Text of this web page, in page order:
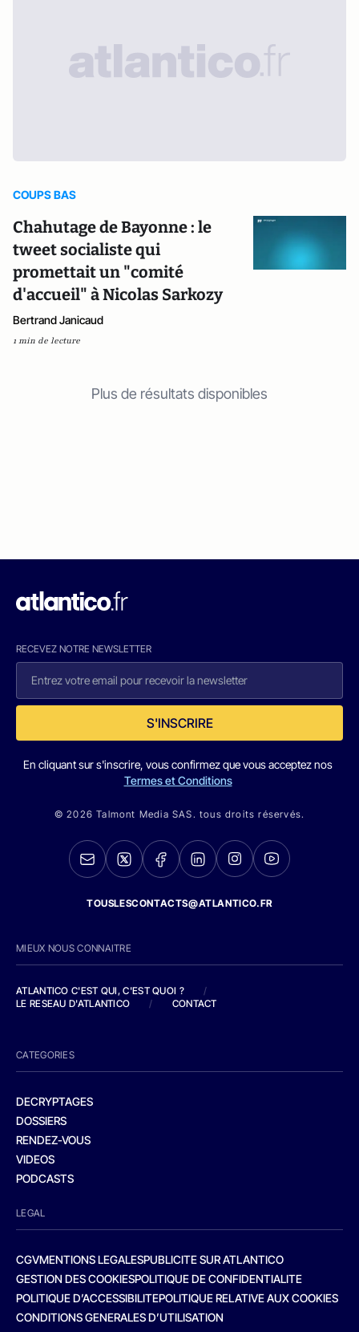
COUPS BAS
Chahutage de Bayonne : le
tweet socialiste qui
promettait un "comité
d'accueil" à Nicolas Sarkozy
Bertrand Janicaud
1 min de lecture
Plus de résultats disponibles
RECEVEZ NOTRE NEWSLETTER
S'INSCRIRE
En cliquant sur s'inscrire, vous confirmez que vous acceptez nos
Termes et Conditions
© 2026 Talmont Media SAS. tous droits réservés.
TOUSLESCONTACTS@ATLANTICO.FR
MIEUX NOUS CONNAITRE
ATLANTICO C'EST QUI, C'EST QUOI ?
/
LE RESEAU D'ATLANTICO
/ CONTACT
CATEGORIES
DECRYPTAGES
DOSSIERS
RENDEZ-VOUS
VIDEOS
PODCASTS
LEGAL
CGVMENTIONS LEGALESPUBLICITE SUR ATLANTICO
GESTION DES COOKIESPOLITIQUE DE CONFIDENTIALITE
POLITIQUE D’ACCESSIBILITEPOLITIQUE RELATIVE AUX COOKIES
CONDITIONS GENERALES D’UTILISATION